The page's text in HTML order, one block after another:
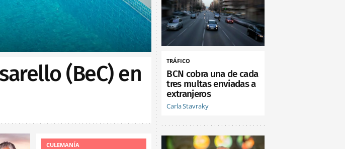
(BeC) en
CULEMANÍA
TRÁFICO
BCN cobra una de cada
tres multas enviadas a
extranjeros
Carla Stavraky